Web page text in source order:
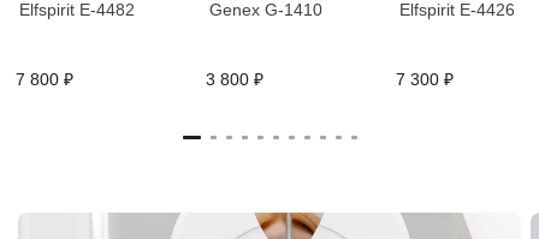
Elfspirit E-4482
7 800 ₽
Genex G-1410
3 800 ₽
Elfspirit E-4426
7 300 ₽